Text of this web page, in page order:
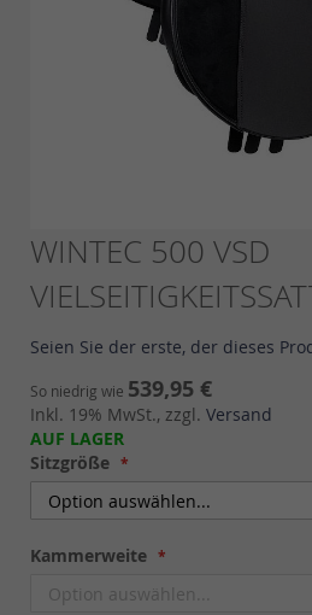
Skip
to
the
beginning
of
the
images
gallery
WINTEC 500 VSD
Seien Sie der erste, der dieses
So niedrig wie 539,95 €
Inkl. 19% MwSt., zzgl. Versand
AUF LAGER
Sitzgröße
Kammerweite